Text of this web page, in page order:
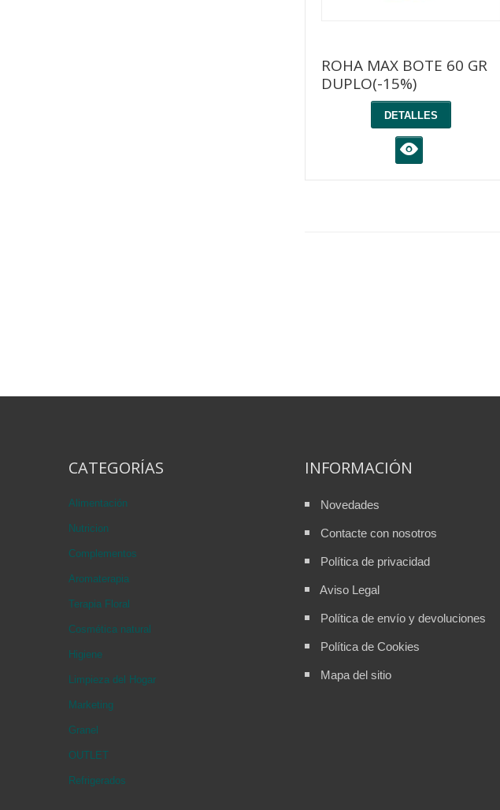
ROHA MAX BOTE 60 GR
DUPLO(-15%)
DETALLES
K
CATEGORÍAS
Alimentación
Nutricion
Complementos
Aromaterapia
Terapia Floral
Cosmética natural
Higiene
Limpieza del Hogar
Marketing
Granel
OUTLET
Refrigerados
INFORMACIÓN
Novedades
Contacte con nosotros
Política de privacidad
Aviso Legal
Política de envío y devoluciones
Política de Cookies
Mapa del sitio